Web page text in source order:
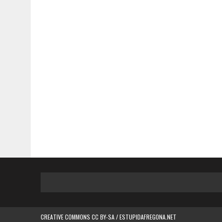
CREATIVE COMMONS CC BY-SA / ESTUPIDAFREGONA.NET